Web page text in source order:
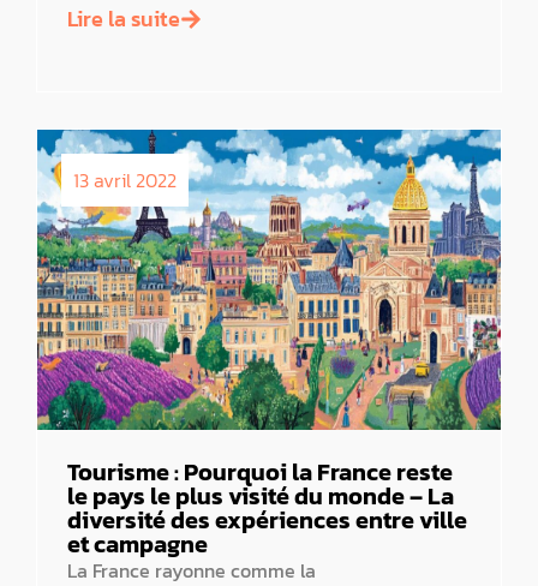
Lire la suite
13 avril 2022
Tourisme : Pourquoi la France reste
le pays le plus visité du monde – La
diversité des expériences entre ville
et campagne
La France rayonne comme la